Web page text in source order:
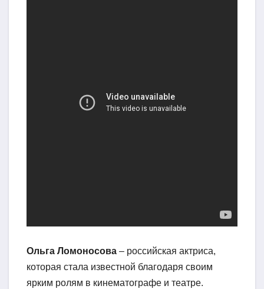
Ольга Ломоносова – российская актриса,
которая стала известной благодаря своим
ярким ролям в кинематографе и театре.